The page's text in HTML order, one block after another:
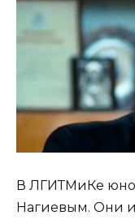
В ЛГИТМиКе
Нагиевым. Они и